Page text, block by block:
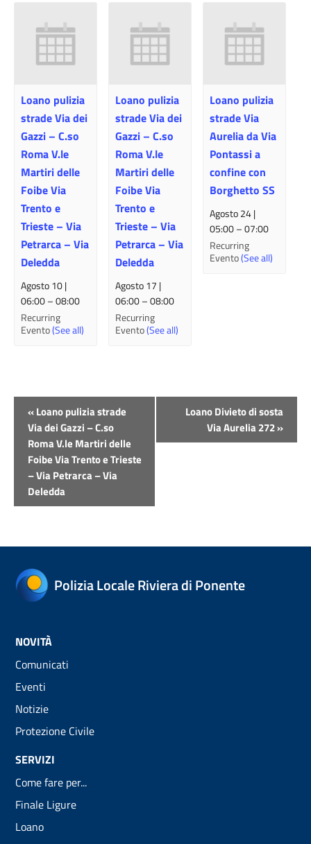
Loano pulizia
strade Via dei
Gazzi – C.so
Roma V.le
Martiri delle
Foibe Via
Trento e
Trieste – Via
Petrarca – Via
Deledda
Agosto 10 |
06:00–08:00
Recurring
Evento(See all)
Loano pulizia
strade Via dei
Gazzi – C.so
Roma V.le
Martiri delle
Foibe Via
Trento e
Trieste – Via
Petrarca – Via
Deledda
Agosto 17 |
06:00–08:00
Recurring
Evento(See all)
Loano pulizia
strade Via
Aurelia da Via
Pontassi a
confine con
Borghetto SS
Agosto 24 |
05:00–07:00
Recurring
Evento(See all)
Evento
Navigazione
«Loano pulizia strade
Via dei Gazzi – C.so
Roma V.le Martiri delle
Foibe Via Trento e Trieste
– Via Petrarca – Via
Deledda
Loano Divieto di sosta
Via Aurelia 272»
Polizia Locale Riviera di Ponente
NOVITÀ
Comunicati
Eventi
Notizie
Protezione Civile
SERVIZI
Come fare per...
Finale Ligure
Loano